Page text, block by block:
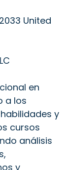
United
en
a los
y
cursos
análisis
y